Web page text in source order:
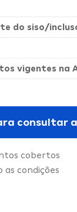
do siso/
vigentes na
consultar
cobertos
as condições